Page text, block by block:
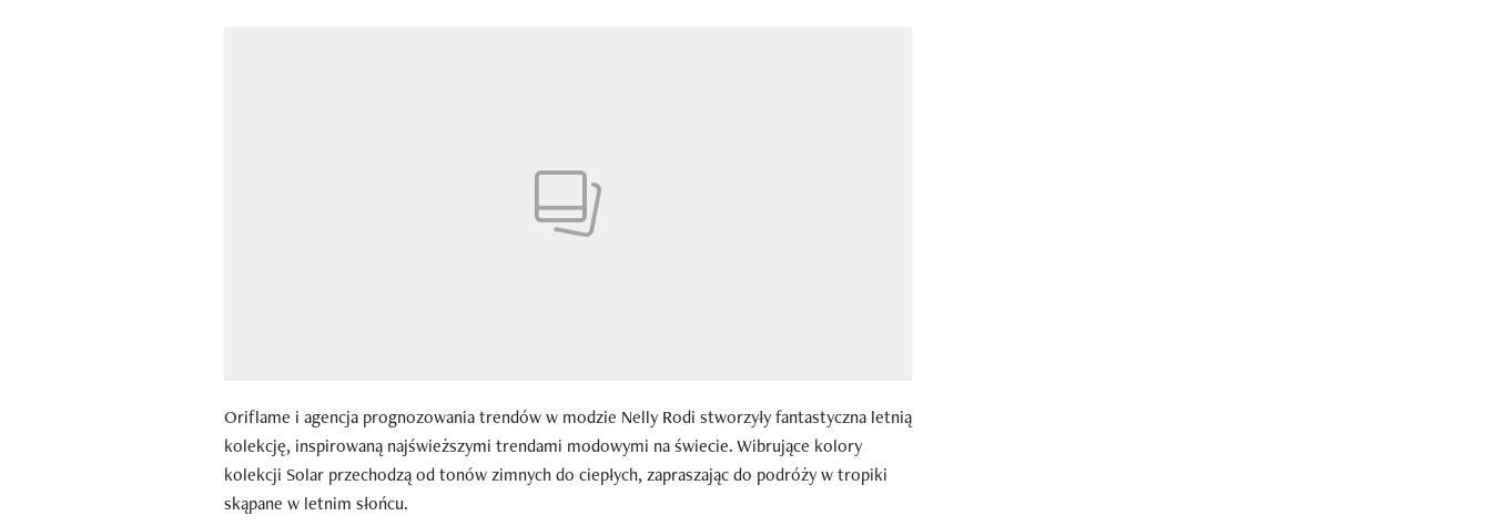
Oriflame i agencja prognozowania trendów w modzie Nelly Rodi stworzyły fantastyczna letnią
kolekcję, inspirowaną najświeższymi trendami modowymi na świecie. Wibrujące kolory
kolekcji Solar przechodzą od tonów zimnych do ciepłych, zapraszając do podróży w tropiki
skąpane w letnim słońcu.